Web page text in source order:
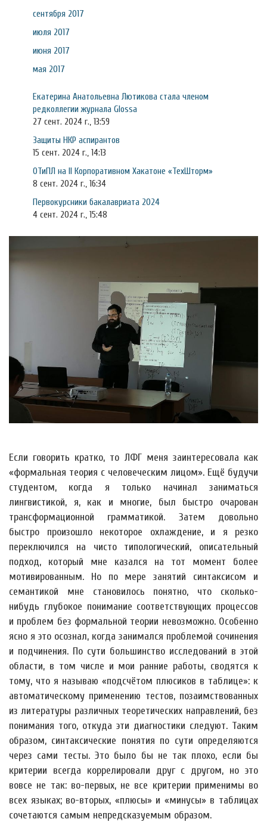
сентября 2017
июля 2017
июня 2017
мая 2017
Екатерина Анатольевна Лютикова стала членом
редколлегии журнала Glossa
27 сент. 2024 г., 13:59
Защиты НКР аспирантов
15 сент. 2024 г., 14:13
ОТиПЛ на II Корпоративном Хакатоне «ТехШторм»
8 сент. 2024 г., 16:34
Первокурсники бакалавриата 2024
4 сент. 2024 г., 15:48
Если говорить кратко, то ЛФГ меня заинтересовала как
«формальная теория с человеческим лицом». Ещё будучи
студентом, когда я только начинал заниматься
лингвистикой, я, как и многие, был быстро очарован
трансформационной грамматикой. Затем довольно
быстро произошло некоторое охлаждение, и я резко
переключился на чисто типологический, описательный
подход, который мне казался на тот момент более
мотивированным. Но по мере занятий синтаксисом и
семантикой мне становилось понятно, что сколько-
нибудь глубокое понимание соответствующих процессов
и проблем без формальной теории невозможно. Особенно
ясно я это осознал, когда занимался проблемой сочинения
и подчинения. По сути большинство исследований в этой
области, в том числе и мои ранние работы, сводятся к
тому, что я называю «подсчётом плюсиков в таблице»: к
автоматическому применению тестов, позаимствованных
из литературы различных теоретических направлений, без
понимания того, откуда эти диагностики следуют. Таким
образом, синтаксические понятия по сути определяются
через сами тесты. Это было бы не так плохо, если бы
критерии всегда коррелировали друг с другом, но это
вовсе не так: во-первых, не все критерии применимы во
всех языках; во-вторых, «плюсы» и «минусы» в таблицах
сочетаются самым непредсказуемым образом.